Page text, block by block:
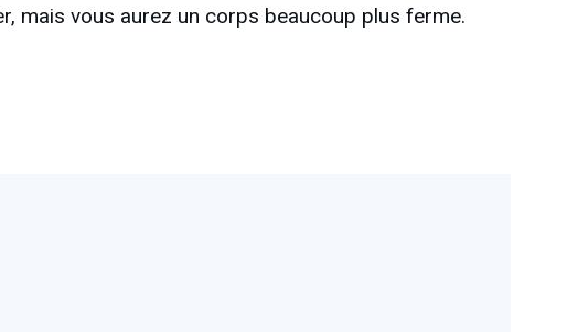
mais vous aurez un corps beaucoup plus ferme.